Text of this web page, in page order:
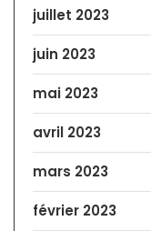
juillet 2023
juin 2023
mai 2023
avril 2023
mars 2023
février 2023